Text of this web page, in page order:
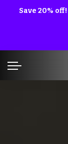
Save 20% off!